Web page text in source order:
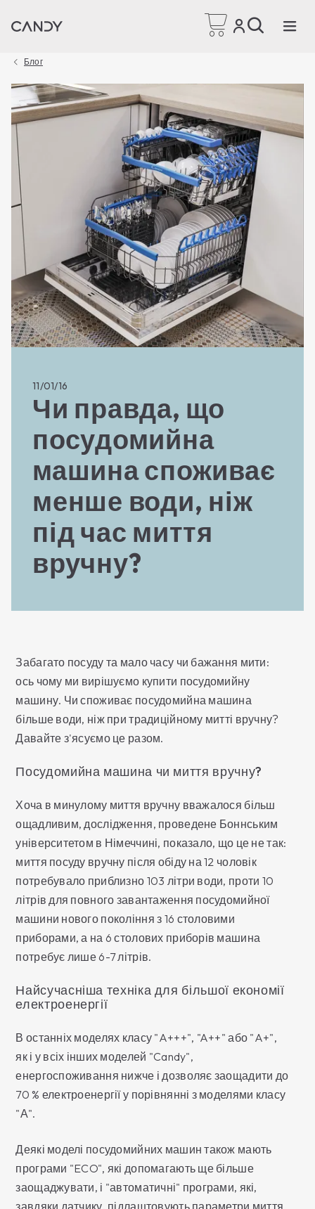
Блог
11/01/16
Чи правда, що
посудомийна
машина споживає
менше води, ніж
під час миття
вручну?
Забагато посуду та мало часу чи бажання мити:
ось чому ми вирішуємо купити посудомийну
машину. Чи споживає посудомийна машина
більше води, ніж при традиційному митті вручну?
Давайте з'ясуємо це разом.
Посудомийна машина чи миття вручну?
Хоча в минулому миття вручну вважалося більш
ощадливим, дослідження, проведене Боннським
університетом в Німеччині, показало, що це не так:
миття посуду вручну після обіду на 12 чоловік
потребувало приблизно 103 літри води, проти 10
літрів для повного завантаження посудомийної
машини нового покоління з 16 столовими
приборами, а на 6 столових приборів машина
потребує лише 6-7 літрів.
Найсучасніша техніка для більшої економії
електроенергії
В останніх моделях класу "A+++", "A++" або "A+",
як і у всіх інших моделей "Candy",
енергоспоживання нижче і дозволяє заощадити до
70 % електроенергії у порівнянні з моделями класу
"А".
Деякі моделі посудомийних машин також мають
програми "ECO", які допомагають ще більше
заощаджувати, і "автоматичні" програми, які,
завдяки датчику, підлаштовують параметри миття